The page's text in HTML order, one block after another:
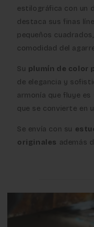
estilográfica con un
destaca sus finas
pequeños
comodidad del
Su plumín de color
de elegancia y
armonía que fluye
que se convierte en
Se envía con su
originales además